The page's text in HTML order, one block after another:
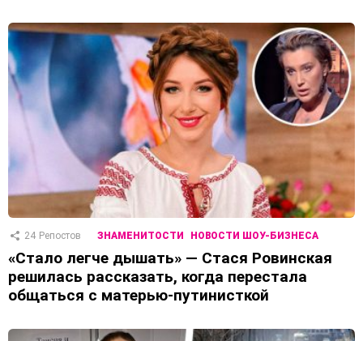
24 Репостов ЗНАМЕНИТОСТИ НОВОСТИ ШОУ-БИЗНЕСА
«Стало легче дышать» — Стася Ровинская
решилась рассказать, когда перестала
общаться с матерью-путинисткой